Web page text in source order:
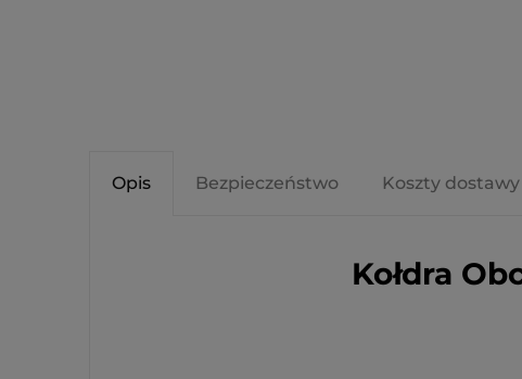
Opis Bezpieczeństwo Koszty dostawy
Kołdra